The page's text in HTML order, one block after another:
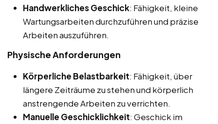
Handwerkliches Geschick: Fähigkeit, kleine
Wartungsarbeiten durchzuführen und präzise
Arbeiten auszuführen.
Physische Anforderungen
Körperliche Belastbarkeit: Fähigkeit, über
längere Zeiträume zu stehen und körperlich
anstrengende Arbeiten zu verrichten.
Manuelle Geschicklichkeit: Geschick im